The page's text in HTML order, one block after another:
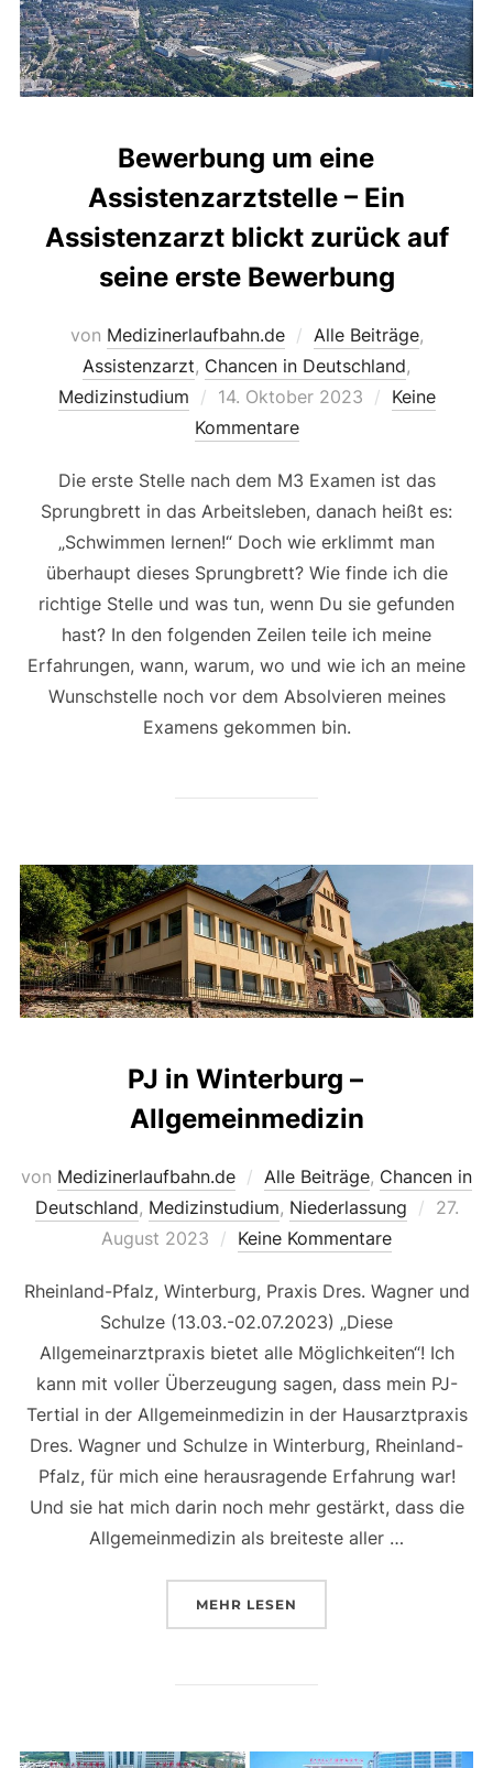
Bewerbung um eine
Assistenzarztstelle – Ein
Assistenzarzt blickt zurück auf
seine erste Bewerbung
von Medizinerlaufbahn.de Alle Beiträge,
Assistenzarzt, Chancen in Deutschland,
Medizinstudium
Veröffentlicht
am
14. Oktober 2023
Keine
Kommentare
Die erste Stelle nach dem M3 Examen ist das
Sprungbrett in das Arbeitsleben, danach heißt es:
„Schwimmen lernen!“ Doch wie erklimmt man
überhaupt dieses Sprungbrett? Wie finde ich die
richtige Stelle und was tun, wenn Du sie gefunden
hast? In den folgenden Zeilen teile ich meine
Erfahrungen, wann, warum, wo und wie ich an meine
Wunschstelle noch vor dem Absolvieren meines
Examens gekommen bin.
PJ in Winterburg –
Allgemeinmedizin
von Medizinerlaufbahn.de Alle Beiträge, Chancen in
Deutschland, Medizinstudium, Niederlassung
27.
August 2023
Keine Kommentare
Rheinland-Pfalz, Winterburg, Praxis Dres. Wagner und
Schulze (13.03.-02.07.2023) „Diese
Allgemeinarztpraxis bietet alle Möglichkeiten“! Ich
kann mit voller Überzeugung sagen, dass mein PJ-
Tertial in der Allgemeinmedizin in der Hausarztpraxis
Dres. Wagner und Schulze in Winterburg, Rheinland-
Pfalz, für mich eine herausragende Erfahrung war!
Und sie hat mich darin noch mehr gestärkt, dass die
Allgemeinmedizin als breiteste aller …
MEHR ÜBER „PJ IN WINTERBURG –
LESEN